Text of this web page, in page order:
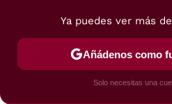
POSTRES VIAJES
Ya puedes ver más
Añádenos como
Solo necesitas una